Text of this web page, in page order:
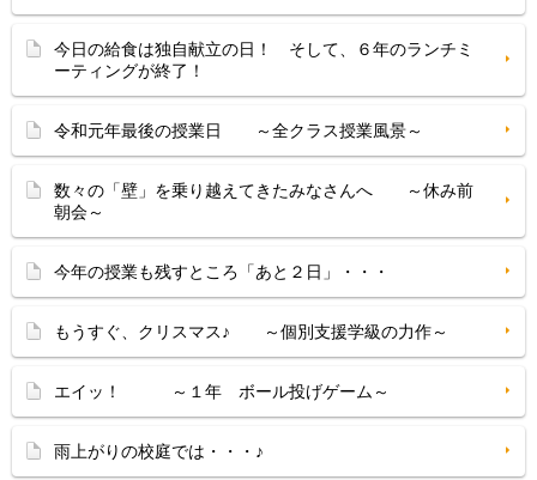
今日の給食は独自献立の日！ そして、６年のランチミ
ーティングが終了！
令和元年最後の授業日 ～全クラス授業風景～
数々の「壁」を乗り越えてきたみなさんへ ～休み前
朝会～
今年の授業も残すところ「あと２日」・・・
もうすぐ、クリスマス♪ ～個別支援学級の力作～
エイッ！ ～１年 ボール投げゲーム～
雨上がりの校庭では・・・♪